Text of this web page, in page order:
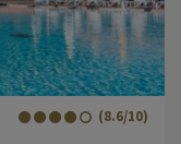
(8.6/10)